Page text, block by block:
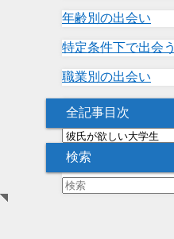
年齢別の出会い
特定条件下で出会う
職業別の出会い
全記事目次
全
記
目
検索